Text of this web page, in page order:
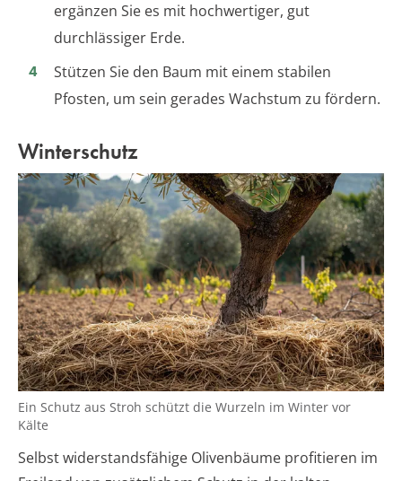
ergänzen Sie es mit hochwertiger, gut
durchlässiger Erde.
Stützen Sie den Baum mit einem stabilen
Pfosten, um sein gerades Wachstum zu fördern.
Winterschutz
Ein Schutz aus Stroh schützt die Wurzeln im Winter vor
Kälte
Selbst widerstandsfähige Olivenbäume profitieren im